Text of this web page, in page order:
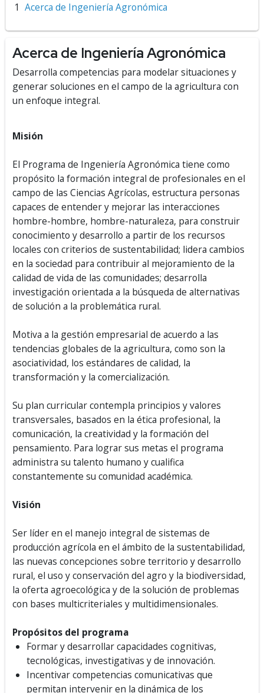
Acerca de Ingeniería Agronómica
Acerca de Ingeniería Agronómica
Desarrolla competencias para modelar situaciones y
generar soluciones en el campo de la agricultura con
un enfoque integral.
Misión
El Programa de Ingeniería Agronómica tiene como
propósito la formación integral de profesionales en el
campo de las Ciencias Agrícolas, estructura personas
capaces de entender y mejorar las interacciones
hombre-hombre, hombre-naturaleza, para construir
conocimiento y desarrollo a partir de los recursos
locales con criterios de sustentabilidad; lidera cambios
en la sociedad para contribuir al mejoramiento de la
calidad de vida de las comunidades; desarrolla
investigación orientada a la búsqueda de alternativas
de solución a la problemática rural.
Motiva a la gestión empresarial de acuerdo a las
tendencias globales de la agricultura, como son la
asociatividad, los estándares de calidad, la
transformación y la comercialización.
Su plan curricular contempla principios y valores
transversales, basados en la ética profesional, la
comunicación, la creatividad y la formación del
pensamiento. Para lograr sus metas el programa
administra su talento humano y cualifica
constantemente su comunidad académica.
Visión
Ser líder en el manejo integral de sistemas de
producción agrícola en el ámbito de la sustentabilidad,
las nuevas concepciones sobre territorio y desarrollo
rural, el uso y conservación del agro y la biodiversidad,
la oferta agroecológica y de la solución de problemas
con bases multicriteriales y multidimensionales.
Propósitos del programa
Formar y desarrollar capacidades cognitivas,
tecnológicas, investigativas y de innovación.
Incentivar competencias comunicativas que
permitan intervenir en la dinámica de los